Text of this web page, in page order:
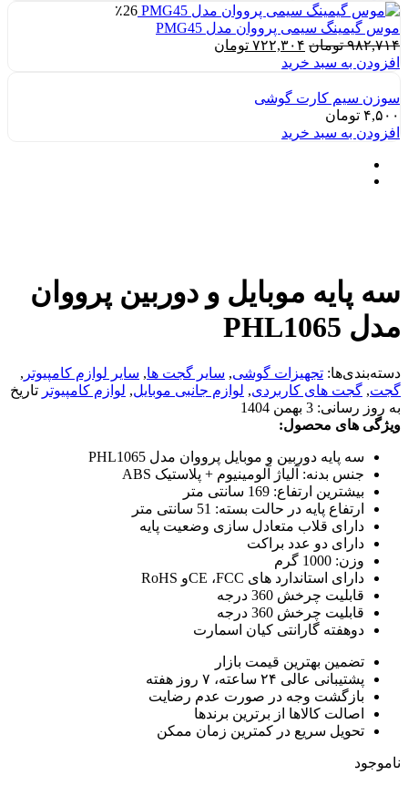
٪26
موس گیمینگ سیمی پرووان مدل PMG45
۹۸۲,۷۱۴ تومان قیمت
اصلی:
بود.
۷۲۲,۳۰۴ تومان
افزودن به سبد خرید
سوزن سیم کارت گوشی
۴,۵۰۰ تومان
افزودن به سبد خرید
سه پایه موبایل و دوربین پرووان
مدل PHL1065
دسته‌بندی‌ها: تجهیزات گوشی, سایر گجت ها, سایر لوازم کامپیوتر ,
گجت, گجت های کاربردی, لوازم جانبی موبایل, لوازم کامپیوتر تاریخ
به روز رسانی: 3 بهمن 1404
ویژگی های محصول:
سه پایه دوربین و موبایل پرووان مدل PHL1065
جنس بدنه: آلیاژ آلومینیوم + پلاستیک ABS
بیشترین ارتفاع: 169 سانتی متر
ارتفاع پایه در حالت بسته: 51 سانتی متر
دارای قلاب متعادل سازی وضعیت پایه
دارای دو عدد براکت
وزن: 1000 گرم
دارای استاندارد های CE ،FCCو RoHS
قابلیت چرخش 360 درجه
قابلیت چرخش 360 درجه
دوهفته گارانتی کیان اسمارت
تضمین بهترین قیمت بازار
پشتیبانی عالی ۲۴ ساعته، ۷ روز هفته
بازگشت وجه در صورت عدم رضایت
اصالت کالاها از برترین برندها
تحویل سریع در کمترین زمان ممکن
ناموجود